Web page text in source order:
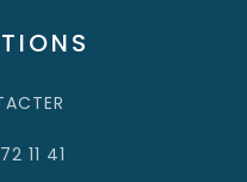
11 41